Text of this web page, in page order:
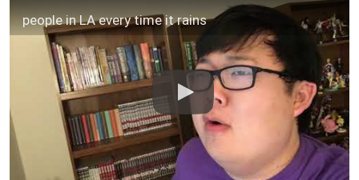
people in LA every time it rains